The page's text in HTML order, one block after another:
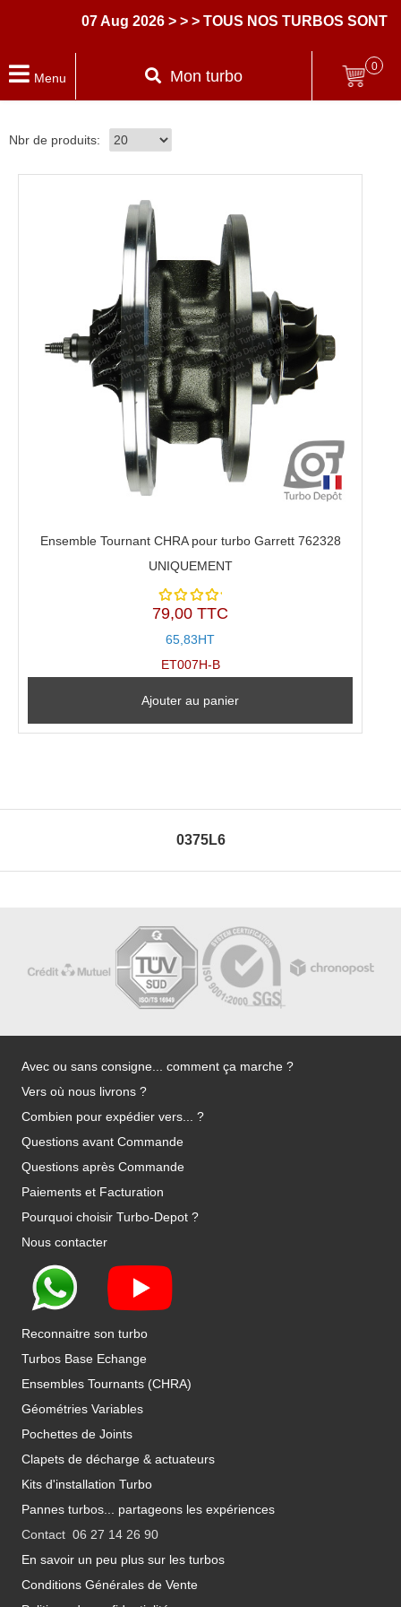
07 Aug 2026 > > > TOUS NOS TURBOS SONT
Menu Mon turbo
0
Nbr de produits:
Ensemble Tournant CHRA pour turbo Garrett 762328
UNIQUEMENT
Note
5
79,00 TTC
65,83HT
ET007H-B
Ajouter au panier
0375L6
Avec ou sans consigne... comment ça marche ?
Vers où nous livrons ?
Combien pour expédier vers... ?
Questions avant Commande
Questions après Commande
Paiements et Facturation
Pourquoi choisir Turbo-Depot ?
Nous contacter
Reconnaitre son turbo
Turbos Base Echange
Ensembles Tournants (CHRA)
Géométries Variables
Pochettes de Joints
Clapets de décharge & actuateurs
Kits d'installation Turbo
Pannes turbos... partageons les expériences
Contact 06 27 14 26 90
En savoir un peu plus sur les turbos
Conditions Générales de Vente